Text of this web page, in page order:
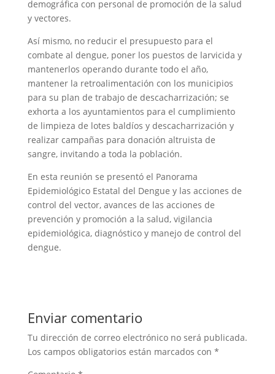
demográfica con personal de promoción de la salud
y vectores.
Así mismo, no reducir el presupuesto para el
combate al dengue, poner los puestos de larvicida y
mantenerlos operando durante todo el año,
mantener la retroalimentación con los municipios
para su plan de trabajo de descacharrización; se
exhorta a los ayuntamientos para el cumplimiento
de limpieza de lotes baldíos y descacharrización y
realizar campañas para donación altruista de
sangre, invitando a toda la población.
En esta reunión se presentó el Panorama
Epidemiológico Estatal del Dengue y las acciones de
control del vector, avances de las acciones de
prevención y promoción a la salud, vigilancia
epidemiológica, diagnóstico y manejo de control del
dengue.
Enviar comentario
Tu dirección de correo electrónico no será publicada.
Los campos obligatorios están marcados con *